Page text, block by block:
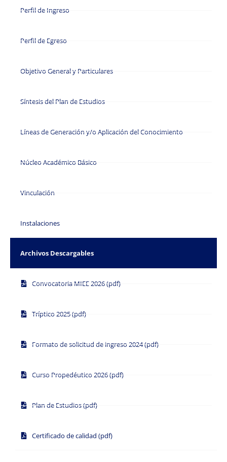
Perfil de Ingreso
Perfil de Egreso
Objetivo General y Particulares
Síntesis del Plan de Estudios
Líneas de Generación y/o Aplicación del Conocimiento
Núcleo Académico Básico
Vinculación
Instalaciones
Archivos Descargables
Convocatoria MIEE 2026 (pdf)
Tríptico 2025 (pdf)
Formato de solicitud de ingreso 2024 (pdf)
Curso Propedéutico 2026 (pdf)
Plan de Estudios (pdf)
Certificado de calidad (pdf)